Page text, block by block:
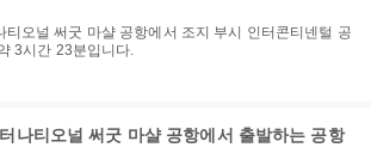
3시간 23분입니다.
나티오널 써굿 마샬 공항에서 출발하는 공항